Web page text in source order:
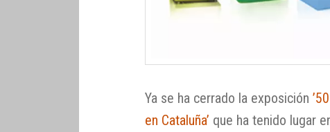
Ya se ha cerrado la exposición
en Cataluña’ que ha tenido lugar